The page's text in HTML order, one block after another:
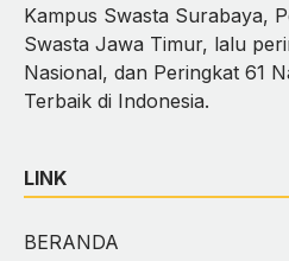
Kampus Swasta Surabaya,
Swasta Jawa Timur, lalu
Nasional, dan Peringkat 61
Terbaik di Indonesia.
LINK
BERANDA